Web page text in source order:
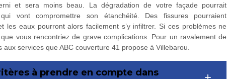
et sera moins beau. La dégradation de votre façade pourrait
vont compromettre son étanchéité. Des fissures pourraient
les eaux pourront alors facilement s’y infiltrer. Si ces problèmes ne
vous rencontriez de grave complications. Pour un ravalement de
services que ABC couverture 41 propose à Villebarou.
à prendre en compte dans